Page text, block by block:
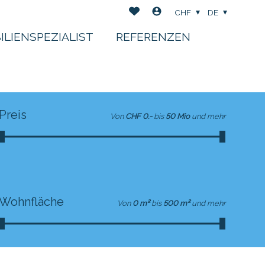
REFERENZEN
CHF DE
Preis Von CHF 0.- bis 50 Mio und mehr
Von 0 m² bis 500 m² und mehr